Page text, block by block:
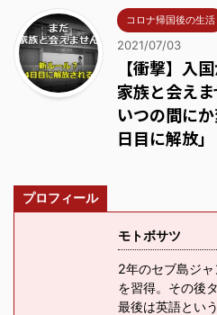
コロナ帰国後の生活
2021/07/03
【衝撃】入
家族と会え
いつの間に
日目に解放」
プロフィール
モトボサツ
2年のセブ島ジ
を習得。その後
最後は英語とい